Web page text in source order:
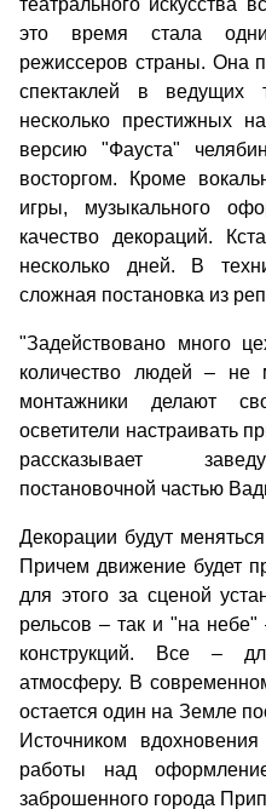
театрального искусства
это время стала
режиссеров страны. Она
спектаклей в
несколько престижных
версию "Фауста"
восторгом. Кроме
игры, музыкального
качество декораций.
несколько дней. В
сложная постановка из
"Задействовано много
количество людей – не
монтажники делают
осветители настраивать
рассказывает
постановочной частью
Декорации будут
Причем движение будет
для этого за сценой
рельсов – так и "на
конструкций. Все –
атмосферу. В
остается один на Земле
Источником
работы над
заброшенного города